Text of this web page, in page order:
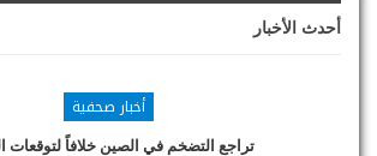
أحدث الأخبار
أخبار صحفية
تراجع التضخم في الصين خلافاً لتوقعات